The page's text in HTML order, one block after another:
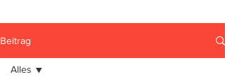
Beitrag
Alles